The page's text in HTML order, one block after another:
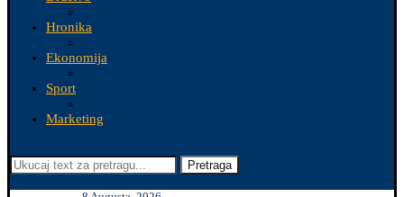
Hronika
Ekonomija
Sport
Marketing
Pretraga